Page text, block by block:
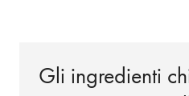
Gli ingredienti